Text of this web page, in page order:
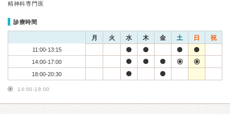
精神科専門医
診療時間
月 火 水 木 金 土 日 祝
11:00-13:15
14:00-17:00
18:00-20:30
14:00-18:00